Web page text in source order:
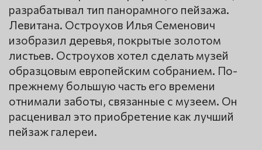
разрабатывал тип панорамного пейзажа.
Левитана. Остроухов Илья Семенович
изобразил деревья, покрытые золотом
листьев. Остроухов хотел сделать музей
образцовым европейским собранием. По-
прежнему большую часть его времени
отнимали заботы, связанные с музеем. Он
расценивал это приобретение как лучший
пейзаж галереи.